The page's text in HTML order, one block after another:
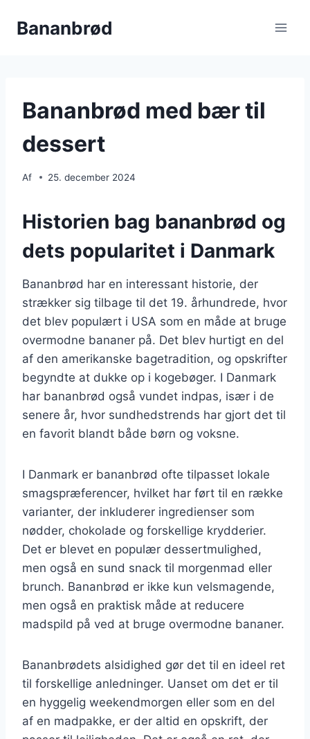
Bananbrød
Bananbrød med bær til
dessert
Af 25. december 2024
Historien bag bananbrød og
dets popularitet i Danmark
Bananbrød har en interessant historie, der
strækker sig tilbage til det 19. århundrede, hvor
det blev populært i USA som en måde at bruge
overmodne bananer på. Det blev hurtigt en del
af den amerikanske bagetradition, og opskrifter
begyndte at dukke op i kogebøger. I Danmark
har bananbrød også vundet indpas, især i de
senere år, hvor sundhedstrends har gjort det til
en favorit blandt både børn og voksne.
I Danmark er bananbrød ofte tilpasset lokale
smagspræferencer, hvilket har ført til en række
varianter, der inkluderer ingredienser som
nødder, chokolade og forskellige krydderier.
Det er blevet en populær dessertmulighed,
men også en sund snack til morgenmad eller
brunch. Bananbrød er ikke kun velsmagende,
men også en praktisk måde at reducere
madspild på ved at bruge overmodne bananer.
Bananbrødets alsidighed gør det til en ideel ret
til forskellige anledninger. Uanset om det er til
en hyggelig weekendmorgen eller som en del
af en madpakke, er der altid en opskrift, der